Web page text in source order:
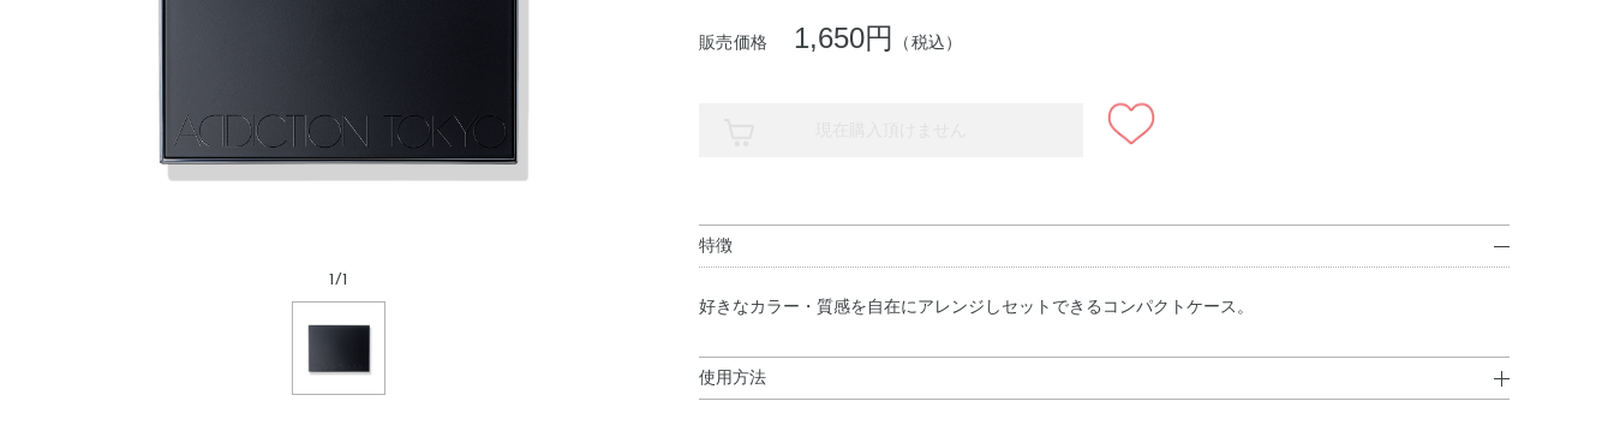
1/1
販売価格 1,650円 （税込）
特徴
好きなカラー・質感を自在にアレンジしセットできるコンパクトケース。
使用方法